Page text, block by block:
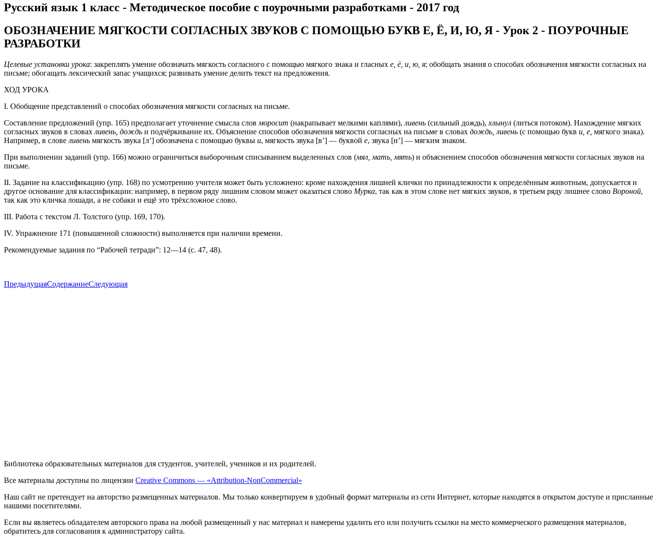
Русский язык 1 класс - Методическое пособие с поурочными разработками - 2017 год
ОБОЗНАЧЕНИЕ МЯГКОСТИ СОГЛАСНЫХ ЗВУКОВ С ПОМОЩЬЮ БУКВ Е, Ё, И, Ю, Я - Урок 2 - ПОУРОЧНЫЕ
РАЗРАБОТКИ
Целевые установки урока: закреплять умение обозначать мягкость согласного с помощью мягкого знака и гласных е, ё, и, ю, я; обобщать знания о способах обозначения мягкости согласных на
письме; обогащать лексический запас учащихся; развивать умение делить текст на предложения.
ХОД УРОКА
I. Обобщение представлений о способах обозначения мягкости согласных на письме.
Составление предложений (упр. 165) предполагает уточнение смысла слов моросит (накрапывает мелкими каплями), ливень (сильный дождь), хлынул (литься потоком). Нахождение мягких
согласных звуков в словах ливень, дождь и подчёркивание их. Объяснение способов обозначения мягкости согласных на письме в словах дождь, ливень (с помощью букв и, е, мягкого знака).
Например, в слове ливень мягкость звука [л’] обозначена с помощью буквы и, мягкость звука [в’] — буквой е, звука [н’] — мягким знаком.
При выполнении заданий (упр. 166) можно ограничиться выборочным списыванием выделенных слов (мял, мать, мять) и объяснением способов обозначения мягкости согласных звуков на
письме.
II. Задание на классификацию (упр. 168) по усмотрению учителя может быть усложнено: кроме нахождения лишней клички по принадлежности к определённым животным, допускается и
другое основание для классификации: например, в первом ряду лишним словом может оказаться слово Мурка, так как в этом слове нет мягких звуков, в третьем ряду лишнее слово Вороной,
так как это кличка лошади, а не собаки и ещё это трёхсложное слово.
III. Работа с текстом Л. Толстого (упр. 169, 170).
IV. Упражнение 171 (повышенной сложности) выполняется при наличии времени.
Рекомендуемые задания по “Рабочей тетради”: 12—14 (с. 47, 48).
ПредыдущаяСодержаниеСледующая
Библиотека образовательных материалов для студентов, учителей, учеников и их родителей.
Все материалы доступны по лицензии Creative Commons — «Attribution-NonCommercial»
Наш сайт не претендует на авторство размещенных материалов. Мы только конвертируем в удобный формат материалы из сети Интернет, которые находятся в открытом доступе и присланные
нашими посетителями.
Если вы являетесь обладателем авторского права на любой размещенный у нас материал и намерены удалить его или получить ссылки на место коммерческого размещения материалов,
обратитесь для согласования к администратору сайта.